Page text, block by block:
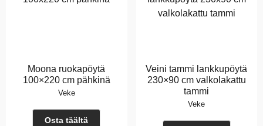
Moona ruokapöytä
100×220 cm pähkinä
Veke
Osta täältä
Veini tammi lankkupöytä
230×90 cm valkolakattu
tammi
Veke